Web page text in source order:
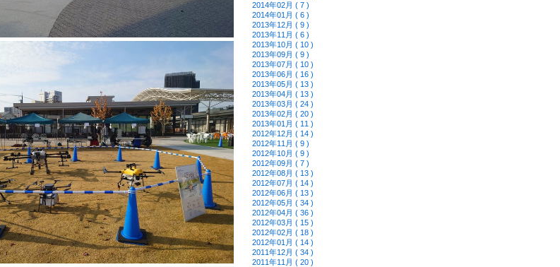
2014年02月 ( 7 )
2014年01月 ( 6 )
2013年12月 ( 9 )
2013年11月 ( 6 )
2013年10月 ( 10 )
2013年09月 ( 9 )
2013年07月 ( 10 )
2013年06月 ( 16 )
2013年05月 ( 13 )
2013年04月 ( 13 )
2013年03月 ( 24 )
2013年02月 ( 20 )
2013年01月 ( 11 )
2012年12月 ( 14 )
2012年11月 ( 9 )
2012年10月 ( 9 )
2012年09月 ( 7 )
2012年08月 ( 13 )
2012年07月 ( 14 )
2012年06月 ( 13 )
2012年05月 ( 34 )
2012年04月 ( 36 )
2012年03月 ( 15 )
2012年02月 ( 18 )
2012年01月 ( 14 )
2011年12月 ( 34 )
2011年11月 ( 20 )